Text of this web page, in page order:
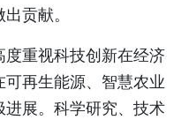
贡献。
重视科技创新在经济
再生能源、智慧农业
展。科学研究、技术